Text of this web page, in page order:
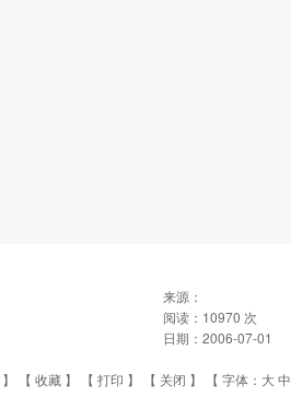
来源：
阅读： 10970 次
日期： 2006-07-01
】 【 收藏 】 【 打印 】 【 关闭 】 【 字体： 大中